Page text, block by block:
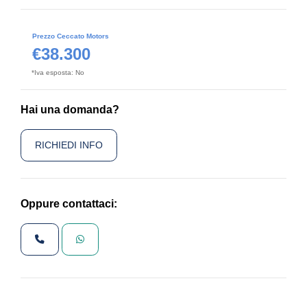
Prezzo Ceccato Motors
€38.300
*Iva esposta: No
Hai una domanda?
RICHIEDI INFO
Oppure contattaci: